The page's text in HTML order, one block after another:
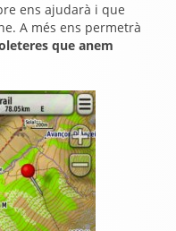
ens ajudarà i que
A més ens permetrà
que anem